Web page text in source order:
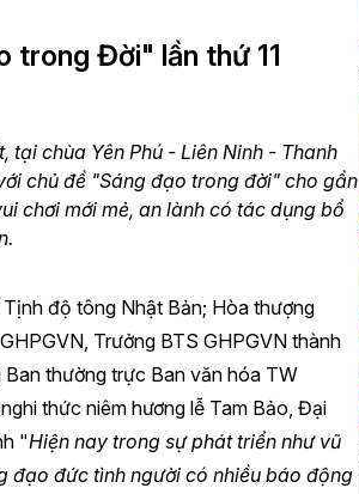
trong Đời" lần thứ 11
tại chùa Yên Phú - Liên Ninh - Thanh
chủ đề "Sáng đạo trong đời" cho gần
chơi mới mẻ, an lành có tác dụng bổ
độ tông Nhật Bản; Hòa thượng
Trưởng BTS GHPGVN thành
thường trực Ban văn hóa TW
thức niêm hương lễ Tam Bảo, Đại
"Hiện nay trong sự phát triển như vũ
đạo đức tình người có nhiều báo động